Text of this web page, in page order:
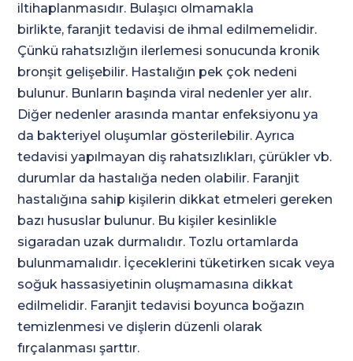
iltihaplanmasıdır. Bulaşıcı olmamakla
birlikte, faranjit tedavisi de ihmal edilmemelidir.
Çünkü rahatsızlığın ilerlemesi sonucunda kronik
bronşit gelişebilir. Hastalığın pek çok nedeni
bulunur. Bunların başında viral nedenler yer alır.
Diğer nedenler arasında mantar enfeksiyonu ya
da bakteriyel oluşumlar gösterilebilir. Ayrıca
tedavisi yapılmayan diş rahatsızlıkları, çürükler vb.
durumlar da hastalığa neden olabilir. Faranjit
hastalığına sahip kişilerin dikkat etmeleri gereken
bazı hususlar bulunur. Bu kişiler kesinlikle
sigaradan uzak durmalıdır. Tozlu ortamlarda
bulunmamalıdır. İçeceklerini tüketirken sıcak veya
soğuk hassasiyetinin oluşmamasına dikkat
edilmelidir. Faranjit tedavisi boyunca boğazın
temizlenmesi ve dişlerin düzenli olarak
fırçalanması şarttır.